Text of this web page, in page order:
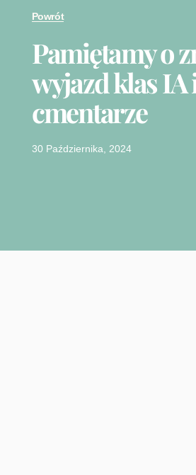
Powrót
Pamiętamy o
wyjazd klas IA
cmentarze
30 Października, 2024